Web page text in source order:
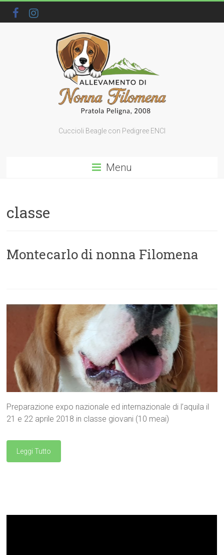
Cuccioli Beagle con Pedigree ENCI
Menu
classe
Montecarlo di nonna Filomena
Preparazione expo nazionale ed internazionale di l’aquila il
21 e 22 aprile 2018 in classe giovani (10 meai)
Leggi Tutto